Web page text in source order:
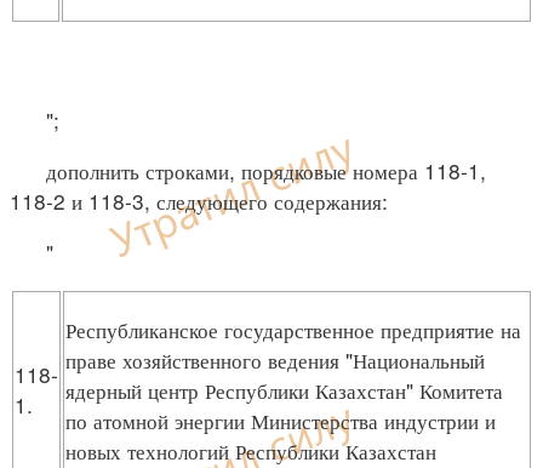
";
дополнить строками, порядковые номера 118-1,
118-2 и 118-3, следующего содержания:
"
118-
1.
Республиканское государственное предприятие на
праве хозяйственного ведения "Национальный
ядерный центр Республики Казахстан" Комитета
по атомной энергии Министерства индустрии и
новых технологий Республики Казахстан